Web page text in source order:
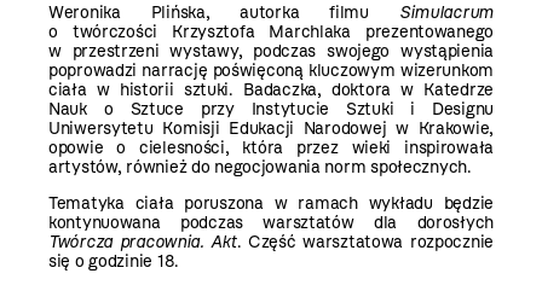
Weronika Plińska, autorka filmu Simulacrum
o twórczości Krzysztofa Marchlaka prezentowanego
w przestrzeni wystawy, podczas swojego wystąpienia
poprowadzi narrację poświęconą kluczowym wizerunkom
ciała w historii sztuki. Badaczka, doktora w Katedrze
Nauk o Sztuce przy Instytucie Sztuki i Designu
Uniwersytetu Komisji Edukacji Narodowej w Krakowie,
opowie o cielesności, która przez wieki inspirowała
artystów, również do negocjowania norm społecznych.
Tematyka ciała poruszona w ramach wykładu będzie
kontynuowana podczas warsztatów dla dorosłych
Twórcza pracownia. Akt. Część warsztatowa rozpocznie
się o godzinie 18.